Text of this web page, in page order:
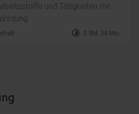
und Tätigkeiten mit
timelapse 0 Std. 35 Min.